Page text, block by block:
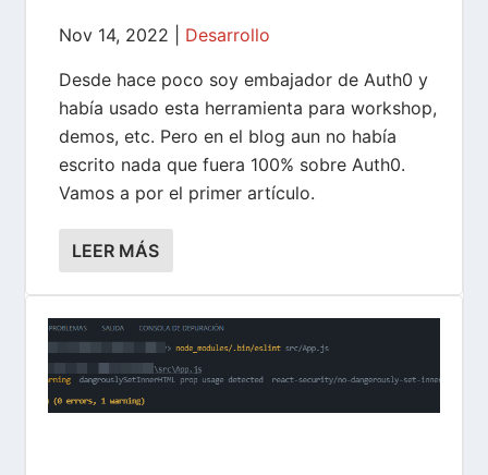
Nov 14, 2022 Desarrollo
Desde hace poco soy embajador de Auth0 y
había usado esta herramienta para workshop,
demos, etc. Pero en el blog aun no había
escrito nada que fuera 100% sobre Auth0.
Vamos a por el primer artículo.
LEER MÁS